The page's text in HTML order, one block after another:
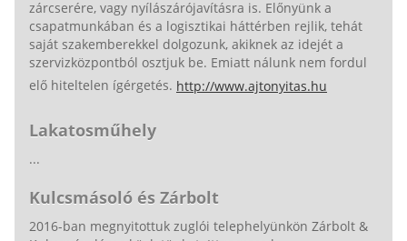
zárcserére, vagy nyílászárójavításra is. Előnyünk a
csapatmunkában és a logisztikai háttérben rejlik, tehát
saját szakemberekkel dolgozunk, akiknek az idejét a
szervizközpontból osztjuk be. Emiatt nálunk nem fordul
elő hiteltelen ígérgetés. http://www.ajtonyitas.hu
Lakatosműhely
...
Kulcsmásoló és Zárbolt
2016-ban megnyitottuk zuglói telephelyünkön Zárbolt &